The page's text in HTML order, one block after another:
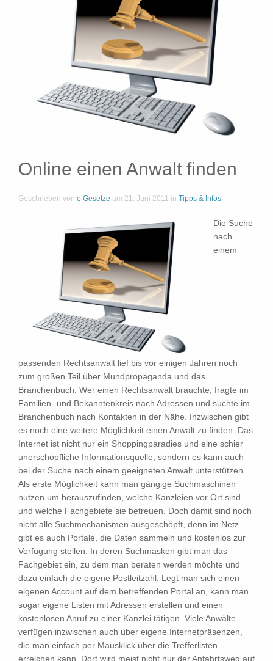
Online einen Anwalt finden
Geschrieben von e Gesetze am 21. Juni 2011 in Tipps & Infos
Die Suche
nach
einem
passenden Rechtsanwalt lief bis vor einigen Jahren noch
zum großen Teil über Mundpropaganda und das
Branchenbuch. Wer einen Rechtsanwalt brauchte, fragte im
Familien- und Bekanntenkreis nach Adressen und suchte im
Branchenbuch nach Kontakten in der Nähe. Inzwischen gibt
es noch eine weitere Möglichkeit einen Anwalt zu finden. Das
Internet ist nicht nur ein Shoppingparadies und eine schier
unerschöpfliche Informationsquelle, sondern es kann auch
bei der Suche nach einem geeigneten Anwalt unterstützen.
Als erste Möglichkeit kann man gängige Suchmaschinen
nutzen um herauszufinden, welche Kanzleien vor Ort sind
und welche Fachgebiete sie betreuen. Doch damit sind noch
nicht alle Suchmechanismen ausgeschöpft, denn im Netz
gibt es auch Portale, die Daten sammeln und kostenlos zur
Verfügung stellen. In deren Suchmasken gibt man das
Fachgebiet ein, zu dem man beraten werden möchte und
dazu einfach die eigene Postleitzahl. Legt man sich einen
eigenen Account auf dem betreffenden Portal an, kann man
sogar eigene Listen mit Adressen erstellen und einen
kostenlosen Anruf zu einer Kanzlei tätigen. Viele Anwälte
verfügen inzwischen auch über eigene Internetpräsenzen,
die man einfach per Mausklick über die Trefferlisten
erreichen kann. Dort wird meist nicht nur der Anfahrtsweg auf